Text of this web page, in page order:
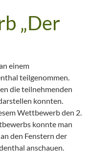
„Der
einem
teilgenommen.
die teilnehmenden
konnten.
Wettbewerb den 2.
konnte man
den Fenstern der
anschauen.